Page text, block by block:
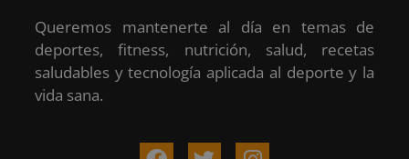
Queremos mantenerte al día en temas de
deportes, fitness, nutrición, salud, recetas
saludables y tecnología aplicada al deporte y la
vida sana.